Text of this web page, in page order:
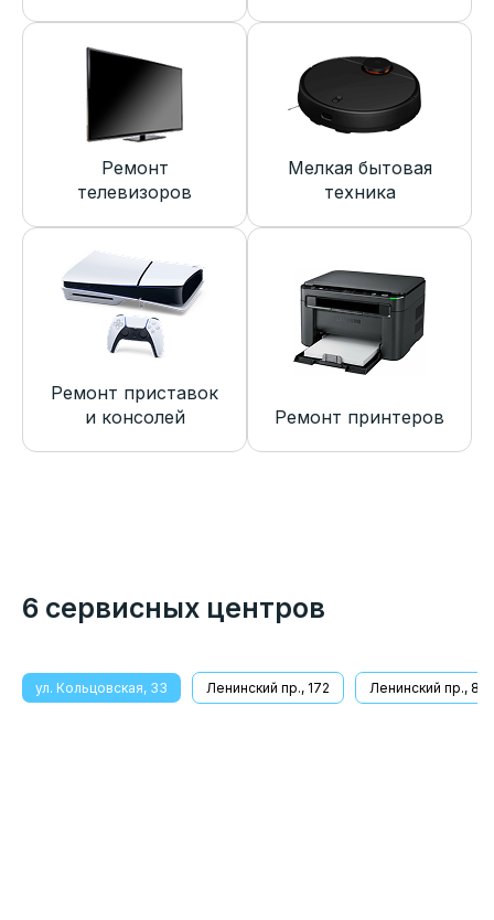
Ремонт
телевизоров
Мелкая бытовая
техника
Ремонт приставок
и консолей
Ремонт принтеров
6 сервисных центров
ул. Кольцовская, 33 Ленинский пр., 172 Ленинский пр., 8/1